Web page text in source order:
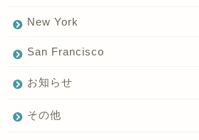
New York
San Francisco
お知らせ
その他